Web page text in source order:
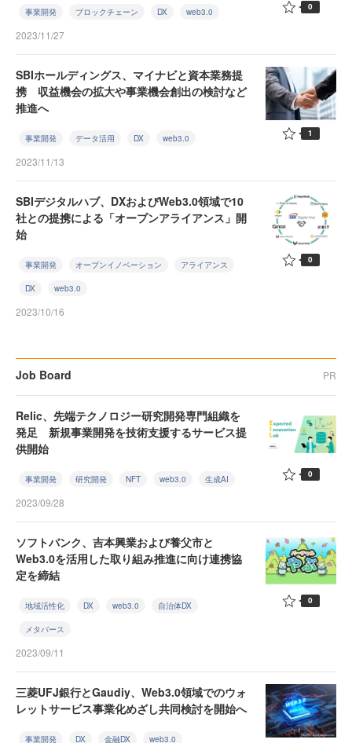
事業開発 ブロックチェーン DX web3.0
2023/11/27
0
SBIホールディングス、マイナビと資本業務提
携 収益機会の拡大や事業機会創出の検討など
推進へ
事業開発 データ活用 DX web3.0
2023/11/13
1
SBIデジタルハブ、DXおよびWeb3.0領域で10
社との提携による「オープンアライアンス」開
始
事業開発 オープンイノベーション アライアンス
DX web3.0
2023/10/16
0
Job Board PR
Relic、先端テクノロジー研究開発専門組織を
発足 新規事業開発を技術支援するサービス提
供開始
事業開発 研究開発 NFT web3.0 生成AI
2023/09/28
0
ソフトバンク、吉本興業および養父市と
Web3.0を活用した取り組み推進に向け連携協
定を締結
地域活性化 DX web3.0 自治体DX
メタバース
2023/09/11
0
三菱UFJ銀行とGaudiy、Web3.0領域でのウォ
レットサービス事業化めざし共同検討を開始へ
事業開発 DX 金融DX web3.0